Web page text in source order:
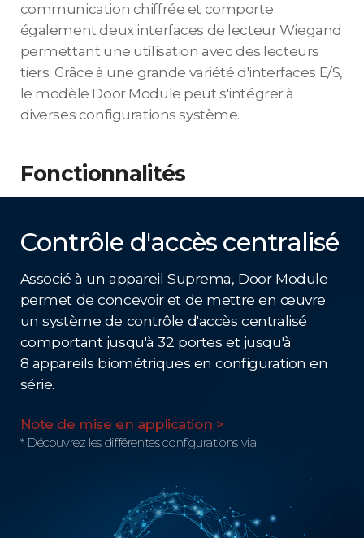
communication chiffrée et comporte
également deux interfaces de lecteur Wiegand
permettant une utilisation avec des lecteurs
tiers. Grâce à une grande variété d'interfaces E/S,
le modèle Door Module peut s'intégrer à
diverses configurations système.
Fonctionnalités
Contrôle d'accès centralisé
Associé à un appareil Suprema, Door Module
permet de concevoir et de mettre en œuvre
un système de contrôle d'accès centralisé
comportant jusqu'à 32 portes et jusqu'à
8 appareils biométriques en configuration en
série.
Note de mise en application >
* Découvrez les différentes configurations via.